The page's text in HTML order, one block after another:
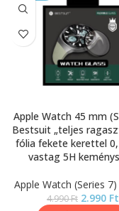
Apple Watch 45 mm
Bestsuit „teljes
fólia fekete kerettel
vastag 5H
Apple Watch (Series
4.990Ft 2.990 Ft